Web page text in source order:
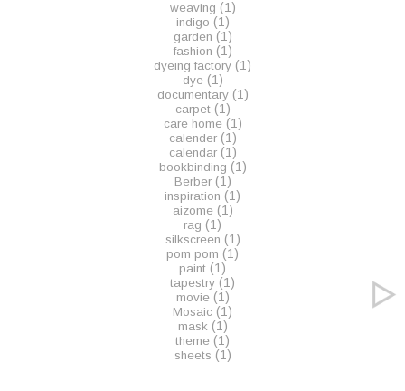
weaving (1)
indigo (1)
garden (1)
fashion (1)
dyeing factory (1)
dye(1)
documentary(1)
carpet(1)
care home(1)
calender(1)
calendar(1)
bookbinding (1)
Berber(1)
inspiration (1)
aizome(1)
rag (1)
silkscreen (1)
pom pom (1)
paint (1)
tapestry (1)
movie(1)
Mosaic (1)
mask (1)
theme (1)
sheets (1)